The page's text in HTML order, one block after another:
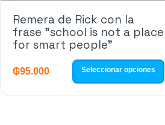
Remera de Rick con la
frase "school is not a place
for smart people"
₲95.000 Seleccionar opciones